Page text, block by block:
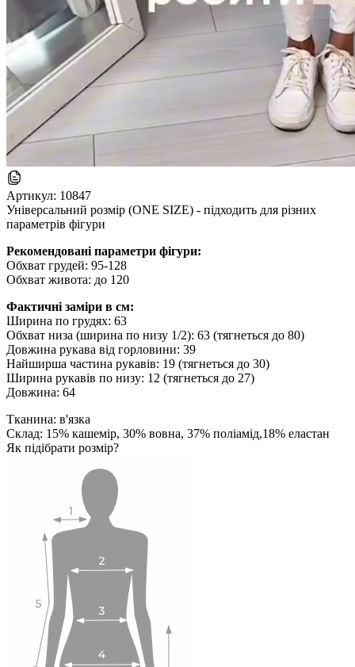
Артикул: 10847
Універсальний розмір (ONE SIZE) - підходить для різних
параметрів фігури
Рекомендовані параметри фігури:
Обхват грудей: 95-128
Обхват живота: до 120
Фактичні заміри в см:
Ширина по грудях: 63
Обхват низа (ширина по низу 1/2): 63 (тягнеться до 80)
Довжина рукава від горловини: 39
Найширша частина рукавів: 19 (тягнеться до 30)
Ширина рукавів по низу: 12 (тягнеться до 27)
Довжина: 64
Тканина: в'язка
Склад: 15% кашемір, 30% вовна, 37% поліамід,18% еластан
Як підібрати розмір?